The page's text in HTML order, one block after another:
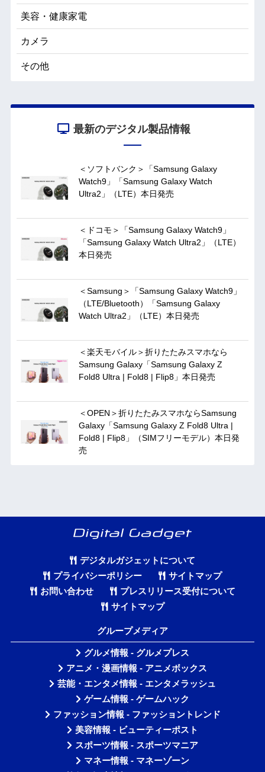
美容・健康家電
カメラ
その他
最新のデジタル製品情報
＜ソフトバンク＞「Samsung Galaxy
Watch9」「Samsung Galaxy Watch
Ultra2」（LTE）本日発売
＜ドコモ＞「Samsung Galaxy Watch9」
「Samsung Galaxy Watch Ultra2」（LTE）
本日発売
＜Samsung＞「Samsung Galaxy Watch9」
（LTE/Bluetooth）「Samsung Galaxy
Watch Ultra2」（LTE）本日発売
＜楽天モバイル＞折りたたみスマホなら
Samsung Galaxy「Samsung Galaxy Z
Fold8 Ultra | Fold8 | Flip8」本日発売
＜OPEN＞折りたたみスマホならSamsung
Galaxy「Samsung Galaxy Z Fold8 Ultra |
Fold8 | Flip8」（SIMフリーモデル）本日発
売
デジタルガジェットについて
プライバシーポリシー
サイトマップ
お問い合わせ
プレスリリース受付について
サイトマップ
グループメディア
グルメ情報 - グルメプレス
アニメ・漫画情報 - アニメボックス
芸能・エンタメ情報 - エンタメラッシュ
ゲーム情報 - ゲームハック
ファッション情報 - ファッショントレンド
美容情報 - ビューティーポスト
スポーツ情報 - スポーツマニア
マネー情報 - マネーゾーン